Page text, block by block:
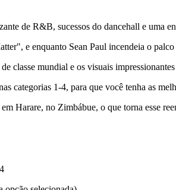
de R&B, sucessos do dancehall e uma
e enquanto Sean Paul incendeia o
classe mundial e os visuais
categorias 1-4, para que você tenha as
Harare, no Zimbábue, o que torna esse